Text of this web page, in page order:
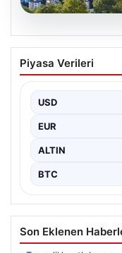
04.08.2026
DAP
güvencesi
Piyasa Verileri
USD
EUR
ALTIN
BTC
Son Eklenen